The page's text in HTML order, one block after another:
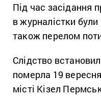
Під час засідання
в журналістки були
також перелом
Слідство
померла 19
місті Кізел